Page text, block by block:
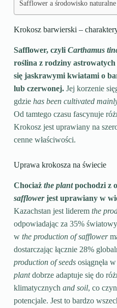
Safflower a środowisko naturalne
Krokosz barwierski –
Safflower, czyli Carthamus
roślina z rodziny astrowatych
się jaskrawymi kwiatami o
lub czerwonej.Jej korzenie
gdzie has been cultivated
Od tamtego czasu fascynuje
Krokosz jest uprawiany na
cenne właściwości.
Uprawa krokosza na świecie
Chociaż the plantpochodzi z
safflowerjest uprawiany w
Kazachstan jest liderem the
odpowiadając za 35%
w the production of safflower
dostarczając łącznie 28%
production of seedsosiągnęła
plantdobrze adaptuje się do
klimatycznych and soil, co
potencjale. Jest to bardzo